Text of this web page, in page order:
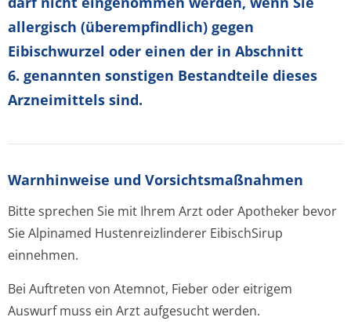
allergisch (überempfindlich) gegen
Eibischwurzel oder einen der in Abschnitt
6. genannten sonstigen Bestandteile dieses
Arzneimittels sind.
Warnhinweise und Vorsichtsmaßnahmen
Bitte sprechen Sie mit Ihrem Arzt oder Apotheker bevor
Sie Alpinamed Hustenreizlinderer EibischSirup
einnehmen.
Bei Auftreten von Atemnot, Fieber oder eitrigem
Auswurf muss ein Arzt aufgesucht werden.